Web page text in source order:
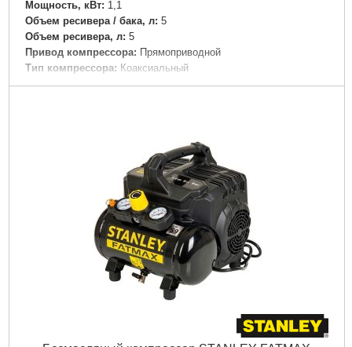
Мощность, кВт: 1,1
Объем ресивера / бака, л: 5
Объем ресивера, л: 5
Привод компрессора: Прямоприводной
Тип компрессора: Коаксиальный
Напряжение: 220